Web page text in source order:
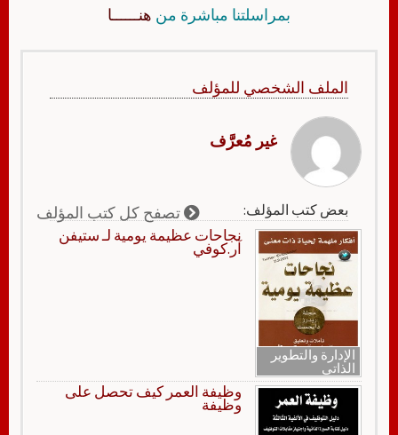
بمراسلتنا مباشرة من هنــــــا
الملف الشخصي للمؤلف
غير مُعرَّف
بعض كتب المؤلف: تصفح كل كتب المؤلف
الإدارة والتطوير
الذاتي
نجاحات عظيمة يومية لـ ستيفن
آر.كوفي
وظيفة العمر كيف تحصل على
وظيفة